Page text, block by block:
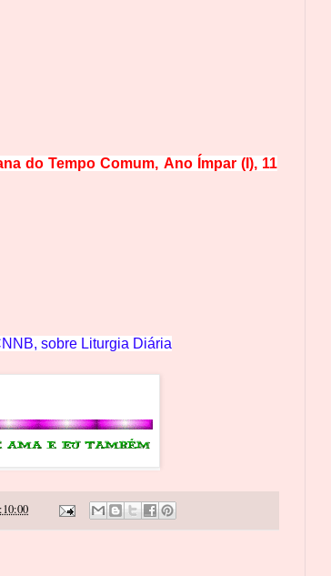
do Tempo Comum, Ano Ímpar (I), 11
sobre Liturgia Diária